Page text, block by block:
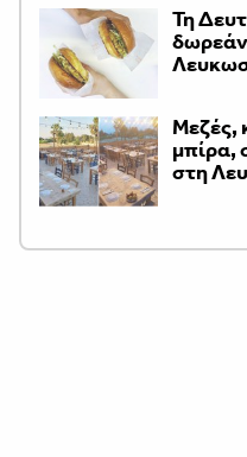
Τη
Μεζές,
μπίρα,
στη